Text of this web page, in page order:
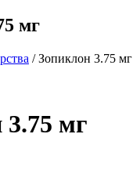
мг
/ Зопиклон 3.75 мг
3.75 мг